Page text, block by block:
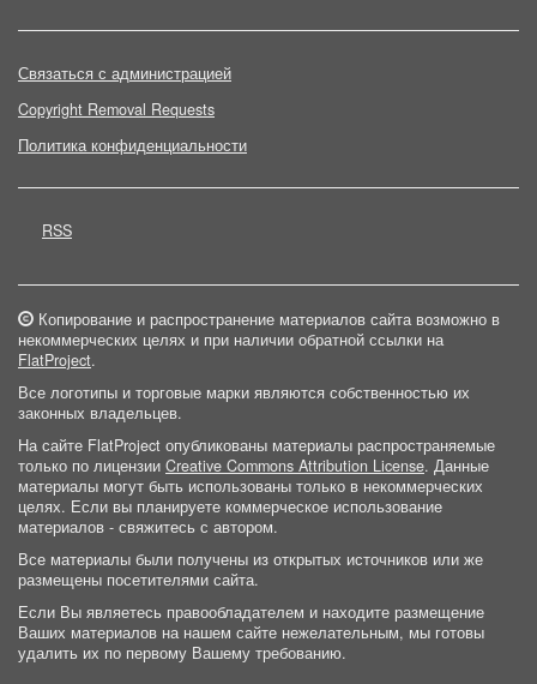
Связаться с администрацией
Copyright Removal Requests
Политика конфиденциальности
RSS
Копирование и распространение материалов сайта возможно в
некоммерческих целях и при наличии обратной ссылки на
FlatProject.
Все логотипы и торговые марки являются собственностью их
законных владельцев.
На сайте FlatProject опубликованы материалы распространяемые
только по лицензии Creative Commons Attribution License. Данные
материалы могут быть использованы только в некоммерческих
целях. Если вы планируете коммерческое использование
материалов - свяжитесь с автором.
Все материалы были получены из открытых источников или же
размещены посетителями сайта.
Если Вы являетесь правообладателем и находите размещение
Ваших материалов на нашем сайте нежелательным, мы готовы
удалить их по первому Вашему требованию.